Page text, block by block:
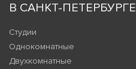
В САНКТ-ПЕТЕРБУРГЕ
Студии
Однокомнатные
Двухкомнатные